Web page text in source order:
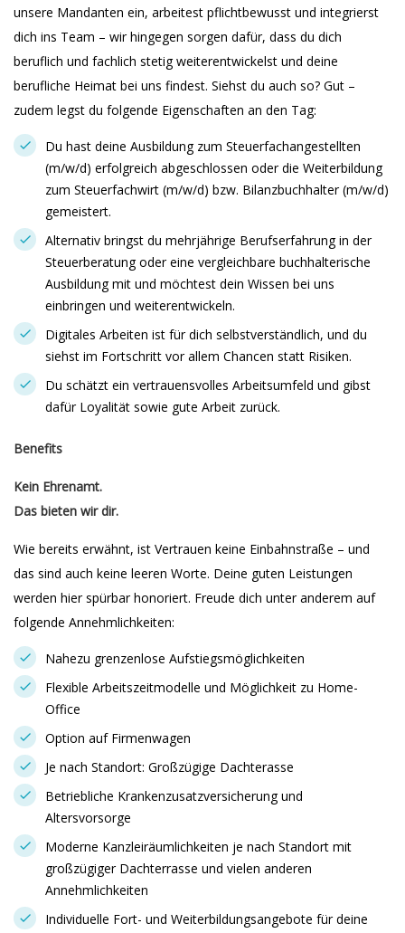
unsere Mandanten ein, arbeitest pflichtbewusst und integrierst
dich ins Team – wir hingegen sorgen dafür, dass du dich
beruflich und fachlich stetig weiterentwickelst und deine
berufliche Heimat bei uns findest. Siehst du auch so? Gut –
zudem legst du folgende Eigenschaften an den Tag:
Du hast deine Ausbildung zum Steuerfachangestellten
(m/w/d) erfolgreich abgeschlossen oder die Weiterbildung
zum Steuerfachwirt (m/w/d) bzw. Bilanzbuchhalter (m/w/d)
gemeistert.
Alternativ bringst du mehrjährige Berufserfahrung in der
Steuerberatung oder eine vergleichbare buchhalterische
Ausbildung mit und möchtest dein Wissen bei uns
einbringen und weiterentwickeln.
Digitales Arbeiten ist für dich selbstverständlich, und du
siehst im Fortschritt vor allem Chancen statt Risiken.
Du schätzt ein vertrauensvolles Arbeitsumfeld und gibst
dafür Loyalität sowie gute Arbeit zurück.
Benefits
Kein Ehrenamt.
Das bieten wir dir.
Wie bereits erwähnt, ist Vertrauen keine Einbahnstraße – und
das sind auch keine leeren Worte. Deine guten Leistungen
werden hier spürbar honoriert. Freude dich unter anderem auf
folgende Annehmlichkeiten:
Nahezu grenzenlose Aufstiegsmöglichkeiten
Flexible Arbeitszeitmodelle und Möglichkeit zu Home-
Office
Option auf Firmenwagen
Je nach Standort: Großzügige Dachterasse
Betriebliche Krankenzusatzversicherung und
Altersvorsorge
Moderne Kanzleiräumlichkeiten je nach Standort mit
großzügiger Dachterrasse und vielen anderen
Annehmlichkeiten
Individuelle Fort- und Weiterbildungsangebote für deine